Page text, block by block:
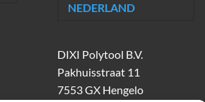
NEDERLAND
DIXI Polytool B.V.
Pakhuisstraat 11
7553 GX Hengelo